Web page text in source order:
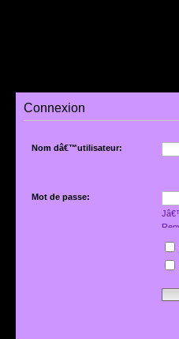
Connexion
Nom dâ€™utilisateur:
Mot de passe: